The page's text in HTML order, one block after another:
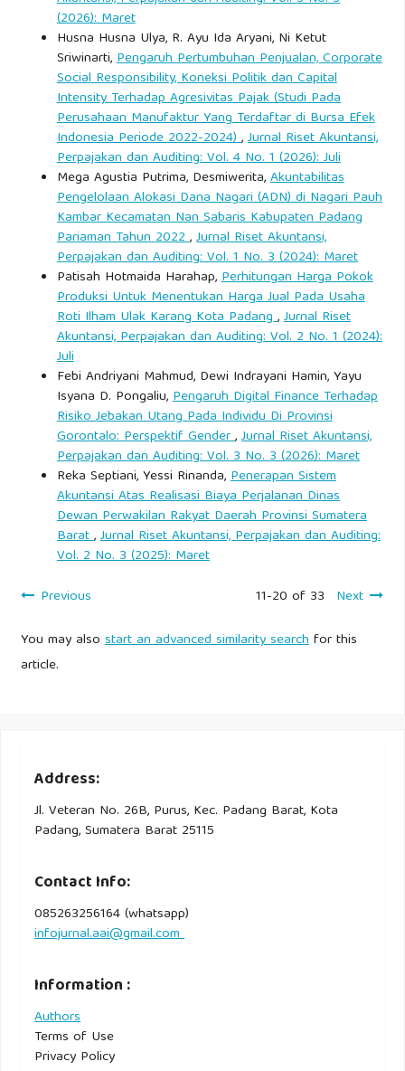
(2026): Maret
Husna Husna Ulya, R. Ayu Ida Aryani, Ni Ketut
Sriwinarti,Pengaruh Pertumbuhan Penjualan, Corporate
Social Responsibility, Koneksi Politik dan Capital
Intensity Terhadap Agresivitas Pajak (Studi Pada
Perusahaan Manufaktur Yang Terdaftar di Bursa Efek
Indonesia Periode 2022-2024),Jurnal Riset Akuntansi,
Perpajakan dan Auditing: Vol. 4 No. 1 (2026): Juli
Mega Agustia Putrima, Desmiwerita,Akuntabilitas
Pengelolaan Alokasi Dana Nagari (ADN) di Nagari Pauh
Kambar Kecamatan Nan Sabaris Kabupaten Padang
Pariaman Tahun 2022,Jurnal Riset Akuntansi,
Perpajakan dan Auditing: Vol. 1 No. 3 (2024): Maret
Patisah Hotmaida Harahap,Perhitungan Harga Pokok
Produksi Untuk Menentukan Harga Jual Pada Usaha
Roti Ilham Ulak Karang Kota Padang,Jurnal Riset
Akuntansi, Perpajakan dan Auditing: Vol. 2 No. 1 (2024):
Juli
Febi Andriyani Mahmud, Dewi Indrayani Hamin, Yayu
Isyana D. Pongaliu,Pengaruh Digital Finance Terhadap
Risiko Jebakan Utang Pada Individu Di Provinsi
Gorontalo: Perspektif Gender,Jurnal Riset Akuntansi,
Perpajakan dan Auditing: Vol. 3 No. 3 (2026): Maret
Reka Septiani, Yessi Rinanda,Penerapan Sistem
Akuntansi Atas Realisasi Biaya Perjalanan Dinas
Dewan Perwakilan Rakyat Daerah Provinsi Sumatera
Barat,Jurnal Riset Akuntansi, Perpajakan dan Auditing:
Vol. 2 No. 3 (2025): Maret
Previous
11-20 of 33 Next
You may alsostart an advanced similarity searchfor this
article.
Address:
Jl. Veteran No. 26B, Purus, Kec. Padang Barat, Kota
Padang, Sumatera Barat 25115
Contact Info:
085263256164 (whatsapp)
infojurnal.aai@gmail.com
Information :
Authors
Terms of Use
Privacy Policy